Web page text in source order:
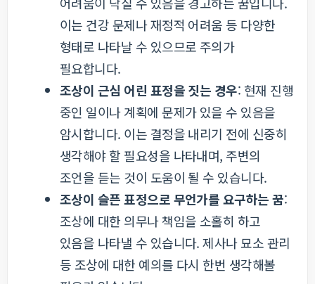
이는 건강 문제나 재정적 어려움 등 다양한
형태로 나타날 수 있으므로 주의가
필요합니다.
조상이 근심 어린 표정을 짓는 경우: 현재 진행
중인 일이나 계획에 문제가 있을 수 있음을
암시합니다. 이는 결정을 내리기 전에 신중히
생각해야 할 필요성을 나타내며, 주변의
조언을 듣는 것이 도움이 될 수 있습니다.
조상이 슬픈 표정으로 무언가를 요구하는 꿈:
조상에 대한 의무나 책임을 소홀히 하고
있음을 나타낼 수 있습니다. 제사나 묘소 관리
등 조상에 대한 예의를 다시 한번 생각해볼